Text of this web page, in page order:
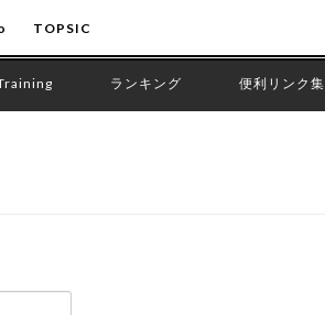
TOPSIC
ランキング 便利リンク集